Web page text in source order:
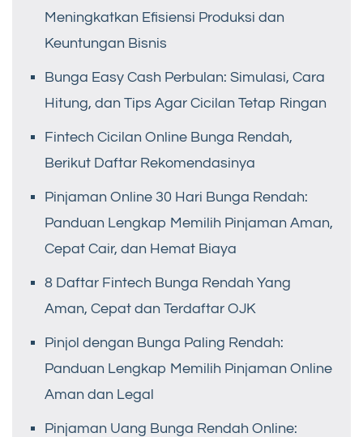
Meningkatkan Efisiensi Produksi dan
Keuntungan Bisnis
Bunga Easy Cash Perbulan: Simulasi, Cara
Hitung, dan Tips Agar Cicilan Tetap Ringan
Fintech Cicilan Online Bunga Rendah,
Berikut Daftar Rekomendasinya
Pinjaman Online 30 Hari Bunga Rendah:
Panduan Lengkap Memilih Pinjaman Aman,
Cepat Cair, dan Hemat Biaya
8 Daftar Fintech Bunga Rendah Yang
Aman, Cepat dan Terdaftar OJK
Pinjol dengan Bunga Paling Rendah:
Panduan Lengkap Memilih Pinjaman Online
Aman dan Legal
Pinjaman Uang Bunga Rendah Online: